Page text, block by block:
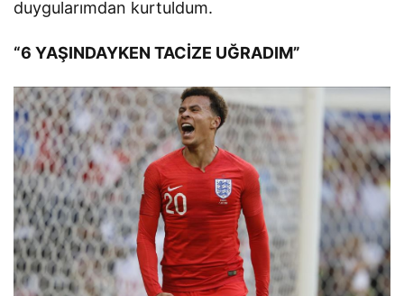
duygularımdan kurtuldum.
“6 YAŞINDAYKEN TACİZE UĞRADIM”